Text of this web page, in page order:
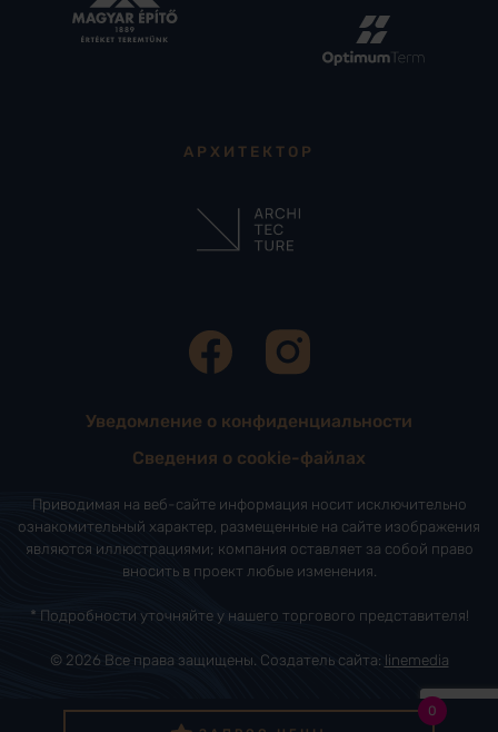
АРХИТЕКТОР
Уведомление о конфиденциальности
Сведения о cookie-файлах
Приводимая на веб-сайте информация носит исключительно
ознакомительный характер, размещенные на сайте изображения
являются иллюстрациями; компания оставляет за собой право
вносить в проект любые изменения.
* Подробности уточняйте у нашего торгового представителя!
© 2026 Все права защищены. Создатель сайта: linemedia
0